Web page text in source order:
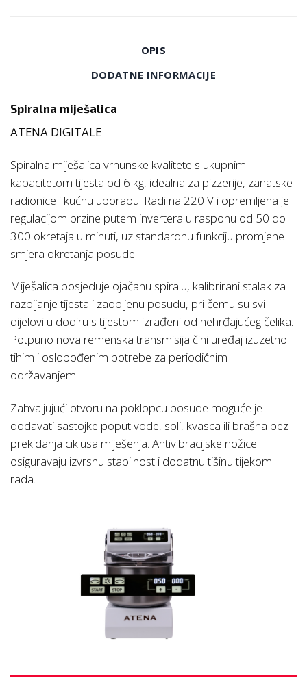
OPIS
DODATNE INFORMACIJE
Spiralna miješalica
ATENA DIGITALE
Spiralna miješalica vrhunske kvalitete s ukupnim
kapacitetom tijesta od 6 kg, idealna za pizzerije, zanatske
radionice i kućnu uporabu. Radi na 220 V i opremljena je
regulacijom brzine putem invertera u rasponu od 50 do
300 okretaja u minuti, uz standardnu funkciju promjene
smjera okretanja posude.
Miješalica posjeduje ojačanu spiralu, kalibrirani stalak za
razbijanje tijesta i zaobljenu posudu, pri čemu su svi
dijelovi u dodiru s tijestom izrađeni od nehrđajućeg čelika.
Potpuno nova remenska transmisija čini uređaj izuzetno
tihim i oslobođenim potrebe za periodičnim
održavanjem.
Zahvaljujući otvoru na poklopcu posude moguće je
dodavati sastojke poput vode, soli, kvasca ili brašna bez
prekidanja ciklusa miješenja. Antivibracijske nožice
osiguravaju izvrsnu stabilnost i dodatnu tišinu tijekom
rada.